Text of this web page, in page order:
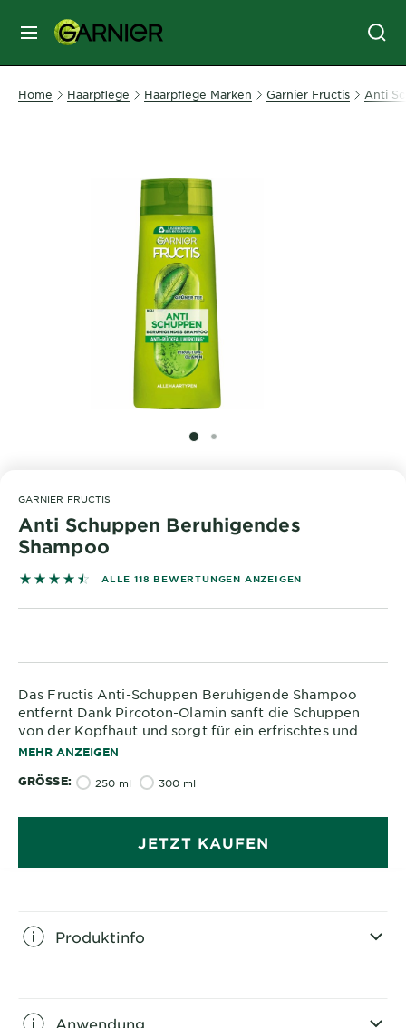
MENU
GESICHTSPFLEGE
HAARFARBE
SONNENSCHUTZ
KÖRPERPFLEGE
Unsere
Inhaltsstoffe
Neu!
Gisele
Cruelty Free
International
Eco
Beauty
Home Haarpflege Haarpflege Marken Garnier Fructis Anti
SLIDE 1
SLIDE 2
GARNIER FRUCTIS
Anti Schuppen Beruhigendes
Shampoo
4.5254 out of 5 stars based on reviews
ALLE 118 BEWERTUNGEN ANZEIGEN
Das Fructis Anti-Schuppen Beruhigende Shampoo
entfernt Dank Pircoton-Olamin sanft die Schuppen
von der Kopfhaut und sorgt für ein erfrischtes und
natürliches Haargefühl. Der Grüne Tee versorgt Haare
wirkt außerdem beruhigend. Die vegane Formel des
silikonfrei. Das dermatologisch getestete Anti-
Schuppen-Shampoo eignet sich für alle Haartypen und
MEHR ANZEIGEN
GRÖSSE 250 ml 300 ml
JETZT KAUFEN
Produktinfo
Anwendung